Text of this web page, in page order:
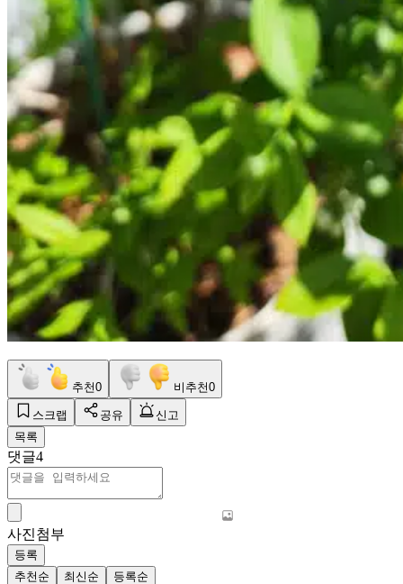
추천0 비추천0
스크랩 공유
신고
목록
댓글4
사진첨부
등록
추천순
최신순 등록순